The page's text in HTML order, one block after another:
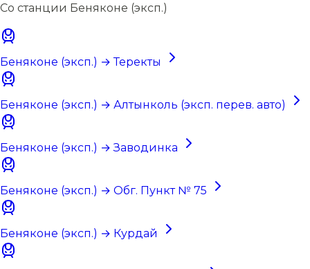
Со станции Беняконе (эксп.)
Беняконе (эксп.) → Теректы
Беняконе (эксп.) → Алтынколь (эксп. перев. авто)
Беняконе (эксп.) → Заводинка
Беняконе (эксп.) → Обг. Пункт № 75
Беняконе (эксп.) → Курдай